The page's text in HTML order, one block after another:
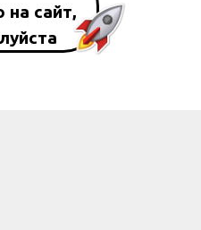
на сайт,